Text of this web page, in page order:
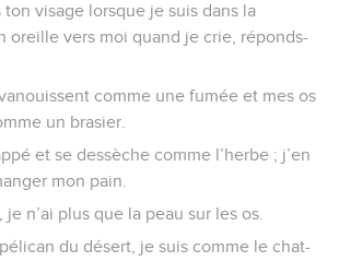
ton visage lorsque je suis dans la
oreille vers moi quand je crie, réponds-
comme une fumée et mes os
un brasier.
et se dessèche comme l’herbe ; j’en
mon pain.
n’ai plus que la peau sur les os.
du désert, je suis comme le chat-